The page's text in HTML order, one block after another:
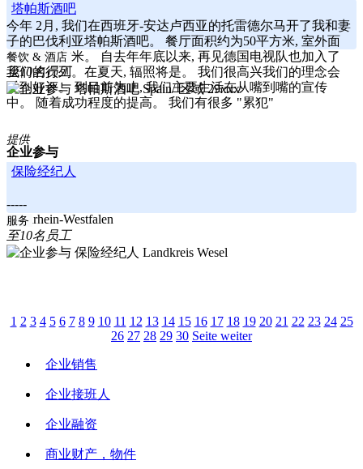
塔帕斯酒吧
今年 2月, 我们在西班牙-安达卢西亚的托雷德尔马开了我和妻
子的巴伐利亚塔帕斯酒吧。 餐厅面积约为50平方米, 室外面
积约40平方米。 自去年年底以来, 再见德国电视队也加入了
我们的行列。在夏天, 辐照将是。 我们很高兴我们的理念会
受到好评。 到目前为止, 我们主要生活在从嘴到嘴的宣传
中。 随着成功程度的提高。 我们有很多 "累犯"
餐饮 & 酒店
至10名员工
Spain/ 区域 29xxx
提供
企业参与
保险经纪人
-----
Nordrhein-Westfalen
服务
至10名员工
Landkreis Wesel
1 2 3 4 5 6 7 8 9 10 11 12 13 14 15 16 17 18 19 20 21 22 23 24 25
26 27 28 29 30 Seite weiter
企业销售
企业接班人
企业融资
商业财产，物件